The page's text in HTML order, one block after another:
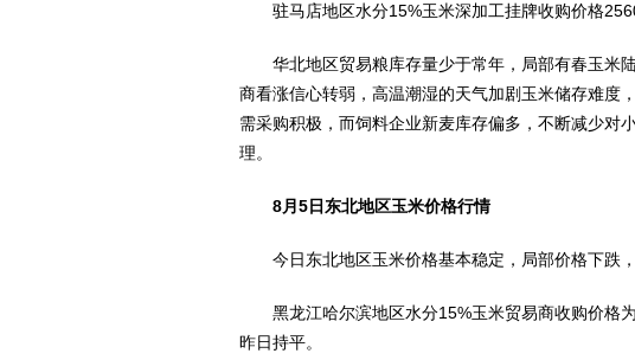
驻马店地区水分15%玉米深加工挂牌收购价格2560
华北地区贸易粮库存量少于常年，局部有春玉米
商看涨信心转弱，高温潮湿的天气加剧玉米储存难度
需采购积极，而饲料企业新麦库存偏多，不断减少对
理。
8月5日东北地区玉米价格行情
今日东北地区玉米价格基本稳定，局部价格下跌，
黑龙江哈尔滨地区水分15%玉米贸易商收购价格
昨日持平。